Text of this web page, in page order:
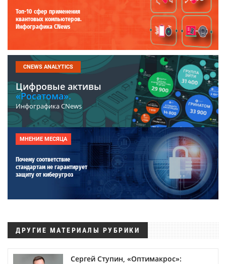
Топ-10 сфер применения
квантовых компьютеров.
Инфографика CNews
CNEWS ANALYTICS
Цифровые активы
«Росатома».
Инфографика CNews
МНЕНИЕ МЕСЯЦА
Почему соответствие
стандартам не гарантирует
защиту от киберугроз
ДРУГИЕ МАТЕРИАЛЫ РУБРИКИ
Сергей Ступин, «Оптимакрос»: